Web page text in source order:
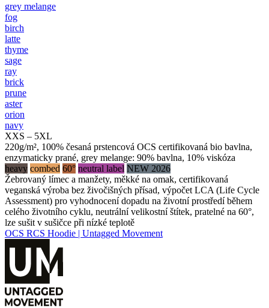
grey melange
fog
birch
latte
thyme
sage
ray
brick
prune
aster
orion
navy
XXS – 5XL
220g/m², 100% česaná prstencová OCS certifikovaná bio bavlna,
enzymaticky prané, grey melange: 90% bavlna, 10% viskóza
heavy combed 60° neutral label NEW 2026
Žebrovaný límec a manžety, měkké na omak, certifikovaná
veganská výroba bez živočišných přísad, výpočet LCA (Life Cycle
Assessment) pro vyhodnocení dopadu na životní prostředí během
celého životního cyklu, neutrální velikostní štítek, pratelné na 60°,
lze sušit v sušičce při nízké teplotě
OCS RCS Hoodie | Untagged Movement